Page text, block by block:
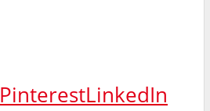
PinterestLinkedIn